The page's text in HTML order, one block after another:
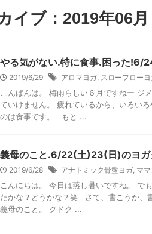
イブ：2019年06月
やる気がない.特に食事.困った!6/
2019/6/29 アロマヨガ, スローフロー
こんばんは。 梅雨らしい６月ですねー ジ
ていけません。 疲れているから、いろい
のは食事です。 もと ...
義母のこと.6/22(土)23(日)のヨガ
2019/6/28 アナトミック骨盤ヨガ, マ
こんにちは。 今日は蒸し暑いですね。 で
たかな？どうかな？笑 さて、書こうか、
義母のこと。 クドク ...